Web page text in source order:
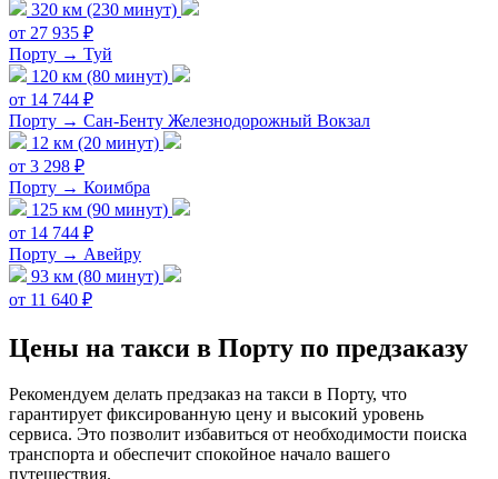
320 км (230 минут)
от 27 935 ₽
Порту → Туй
120 км (80 минут)
от 14 744 ₽
Порту → Сан-Бенту Железнодорожный Вокзал
12 км (20 минут)
от 3 298 ₽
Порту → Коимбра
125 км (90 минут)
от 14 744 ₽
Порту → Авейру
93 км (80 минут)
от 11 640 ₽
Цены на такси в Порту по предзаказу
Рекомендуем делать предзаказ на такси в Порту, что
гарантирует фиксированную цену и высокий уровень
сервиса. Это позволит избавиться от необходимости поиска
транспорта и обеспечит спокойное начало вашего
путешествия.